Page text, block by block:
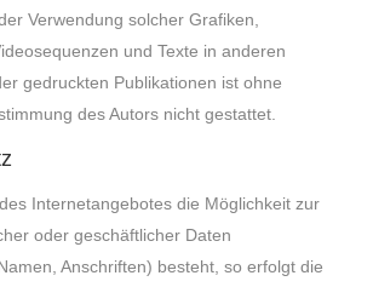
Verwendung solcher Grafiken,
und Texte in anderen
gedruckten Publikationen ist ohne
des Autors nicht gestattet.
Internetangebotes die Möglichkeit zur
oder geschäftlicher Daten
Anschriften) besteht, so erfolgt die